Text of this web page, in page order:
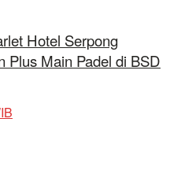
Hotel Serpong
Plus Main Padel di BSD